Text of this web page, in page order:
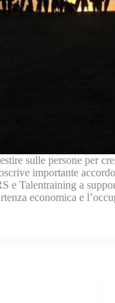
sulle persone per
importante
e Talentraining a
economica e